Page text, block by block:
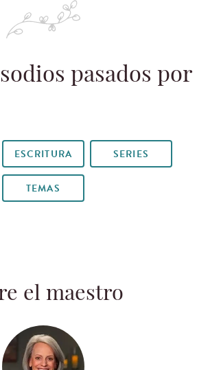
pasados por
ESCRITURA SERIES
TEMAS
el maestro